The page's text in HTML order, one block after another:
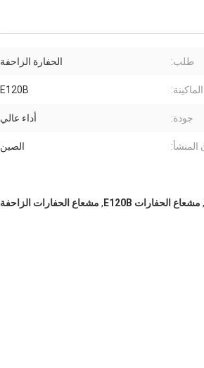
طلب: الحفارة الزاحفة
E120B
جودة: أداء عالي
المنشأ: الصين
, مشعاع الحفارات E120B , مشعاع الحفارات الزاحفة